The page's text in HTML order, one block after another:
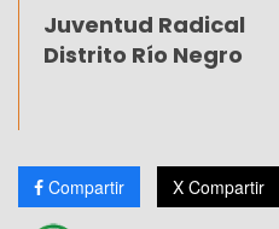
Juventud Radical
Distrito Río Negro
Compartir X Compartir